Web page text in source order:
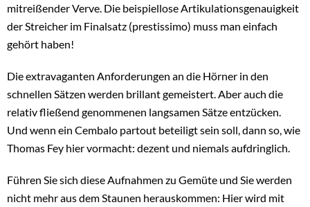
mitreißender Verve. Die beispiellose Artikulationsgenauigkeit
der Streicher im Finalsatz (prestissimo) muss man einfach
gehört haben!
Die extravaganten Anforderungen an die Hörner in den
schnellen Sätzen werden brillant gemeistert. Aber auch die
relativ fließend genommenen langsamen Sätze entzücken.
Und wenn ein Cembalo partout beteiligt sein soll, dann so, wie
Thomas Fey hier vormacht: dezent und niemals aufdringlich.
Führen Sie sich diese Aufnahmen zu Gemüte und Sie werden
nicht mehr aus dem Staunen herauskommen: Hier wird mit